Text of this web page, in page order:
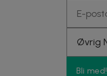
Bli med!